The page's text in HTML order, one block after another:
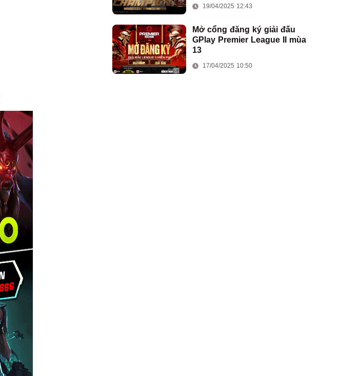
19/04/2025 12:43
Mở cổng đăng ký giải đấu
GPlay Premier League II mùa
13
17/04/2025 10:50